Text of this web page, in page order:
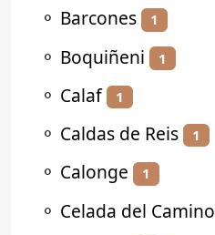
⚬ Barcones 1
⚬ Boquiñeni 1
⚬ Calaf 1
⚬ Caldas de Reis 1
⚬ Calonge 1
⚬ Celada del Camino